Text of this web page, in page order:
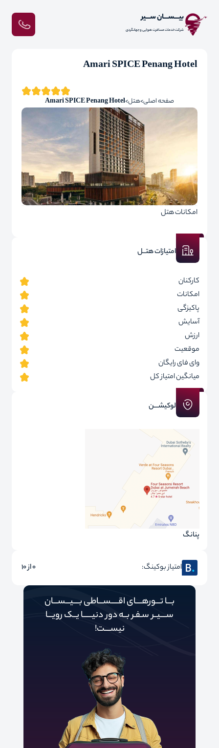
بیـــســـان ســـیر
شرکت خدمات مسافرت هوایی و جهانگردی
Amari SPICE Penang Hotel
صفحه اصلی هتل Amari SPICE Penang Hotel
امکانات هتل
امتیازات هتــل
کارکنان
امکانات
پاکیزگی
آسایش
ارزش
موقعیت
وای فای رایگان
میانگین امتیاز کل
لوکیشـــن
پنانگ
امتیاز بوکینگ: 0 از 10
بـــا تـــورهــــای اقـــــســـاطی بــــیـــســـان
ســــیــر سـفـر بــه دور‌‌‌‌ دنیـــــ‌‌ـا یــک رویـــا
نیســــت!